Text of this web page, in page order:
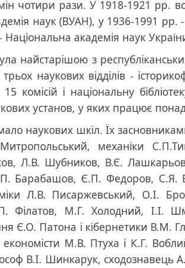
рази. У 1918-1921 рр.
наук (ВУАН), у 1936-1991 рр.
академія наук
з
наукових відділів -
комісій і національну
установ, у яких працює
наукових шкіл. Їх
механіки
Л.В. Шубников, В.Є.
Є.П. Федоров, С.Я.
Л.В. Писаржевський, О.І.
Філатов, М.Г. Холодний, І.І.
Є.О. Патона і кібернетики В.М.
М.В. Птуха і К.Г.
В.І. Шинкарук, сходознавець